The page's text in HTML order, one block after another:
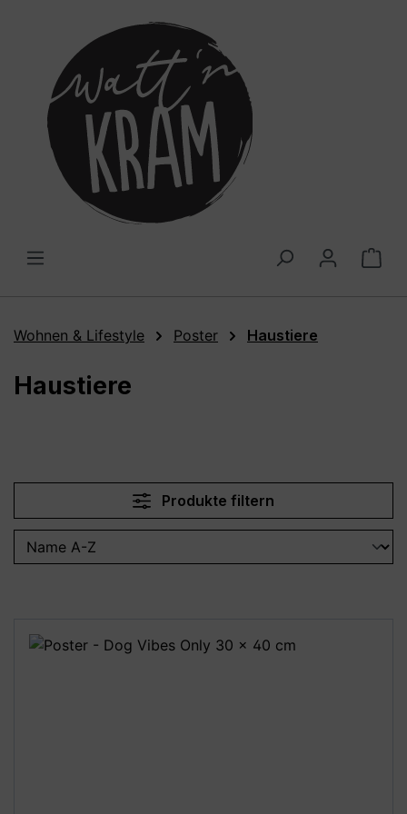
Wohnen & Lifestyle Poster Haustiere
Haustiere
Produkte filtern